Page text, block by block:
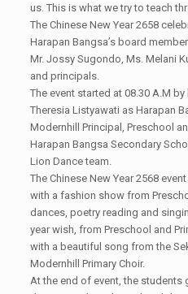
us. This is what we try to teach
The Chinese New Year 2658
Harapan Bangsa’s board
Mr. Jossy Sugondo, Ms. Melani
and principals.
The event started at 08.30 A.M
Theresia Listyawati as Harapan
Modernhill Principal, Preschool
Harapan Bangsa Secondary
Lion Dance team.
The Chinese New Year 2568
with a fashion show from
dances, poetry reading and
year wish, from Preschool and
with a beautiful song from the
Modernhill Primary Choir.
At the end of event, the students